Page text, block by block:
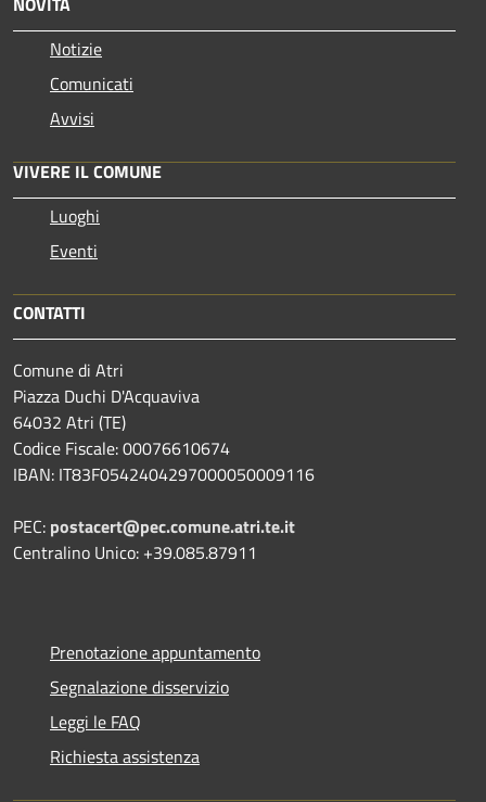
Notizie
Comunicati
Avvisi
VIVERE IL COMUNE
Luoghi
Eventi
CONTATTI
Comune di Atri
Piazza Duchi D'Acquaviva
64032 Atri (TE)
Codice Fiscale: 00076610674
IBAN: IT83F0542404297000050009116
PEC: postacert@pec.comune.atri.te.it
Centralino Unico: +39.085.87911
Prenotazione appuntamento
Segnalazione disservizio
Leggi le FAQ
Richiesta assistenza